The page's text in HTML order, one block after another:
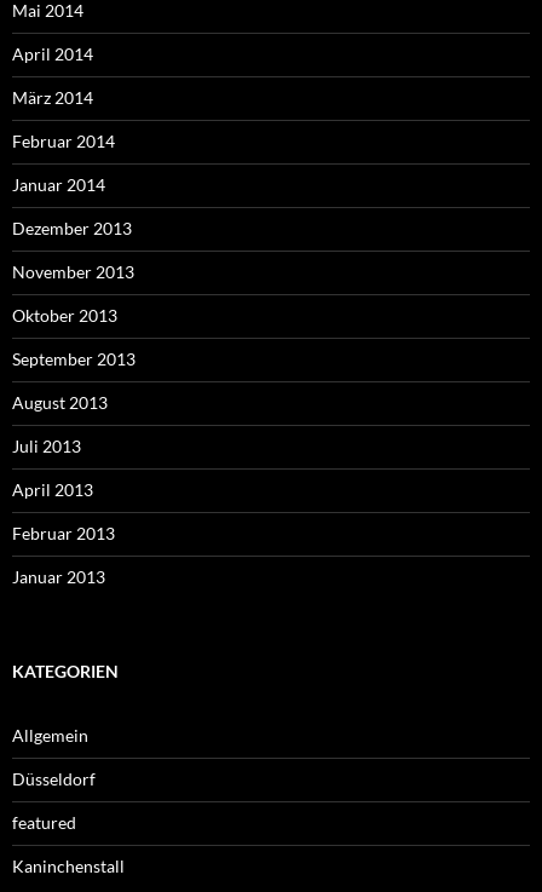
Mai 2014
April 2014
März 2014
Februar 2014
Januar 2014
Dezember 2013
November 2013
Oktober 2013
September 2013
August 2013
Juli 2013
April 2013
Februar 2013
Januar 2013
KATEGORIEN
Allgemein
Düsseldorf
featured
Kaninchenstall